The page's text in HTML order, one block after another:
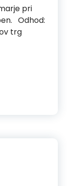
pri
Odhod:
trg